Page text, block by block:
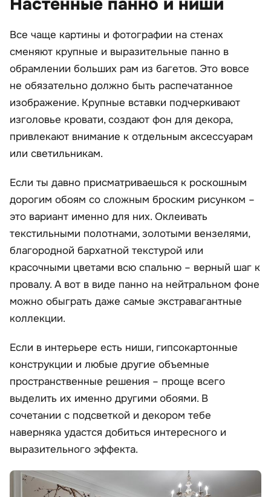
Все чаще картины и фотографии на стенах
сменяют крупные и выразительные панно в
обрамлении больших рам из багетов. Это вовсе
не обязательно должно быть распечатанное
изображение. Крупные вставки подчеркивают
изголовье кровати, создают фон для декора,
привлекают внимание к отдельным аксессуарам
или светильникам.
Если ты давно присматриваешься к роскошным
дорогим обоям со сложным броским рисунком –
это вариант именно для них. Оклеивать
текстильными полотнами, золотыми вензелями,
благородной бархатной текстурой или
красочными цветами всю спальню – верный шаг к
провалу. А вот в виде панно на нейтральном фоне
можно обыграть даже самые экстравагантные
коллекции.
Если в интерьере есть ниши, гипсокартонные
конструкции и любые другие объемные
пространственные решения – проще всего
выделить их именно другими обоями. В
сочетании с подсветкой и декором тебе
наверняка удастся добиться интересного и
выразительного эффекта.